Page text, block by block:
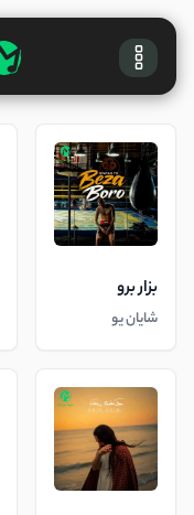
بزار برو
شایان یو